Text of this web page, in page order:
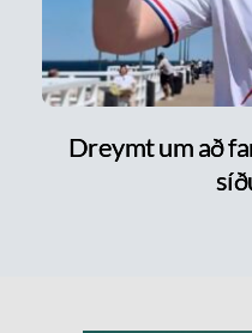
Dreymt um að